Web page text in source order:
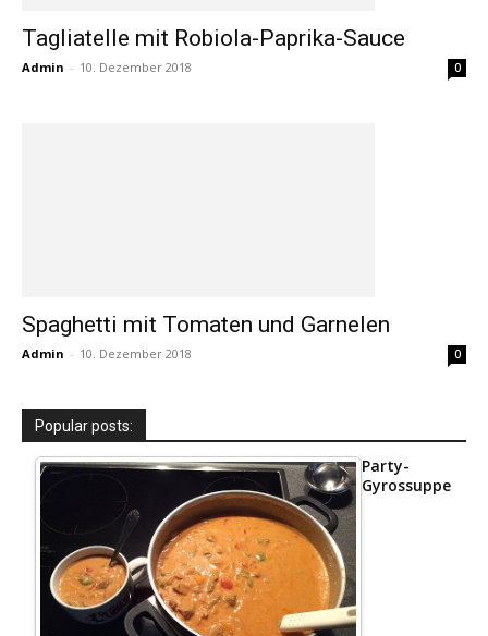
Tagliatelle mit Robiola-Paprika-Sauce
Admin - 10. Dezember 2018 0
Spaghetti mit Tomaten und Garnelen
Admin - 10. Dezember 2018 0
Popular posts:
Party-
Gyrossuppe